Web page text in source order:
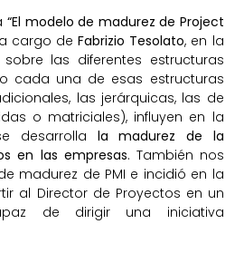
“El modelo de madurez de Project
cargo deFabrizio Tesolato, en la
las diferentes estructuras
cada una de esas estructuras
las jerárquicas, las de
o matriciales), influyen en la
desarrolla la madurez de la
en las empresas. También nos
madurez de PMI e incidió en la
al Director de Proyectos en un
de dirigir una iniciativa